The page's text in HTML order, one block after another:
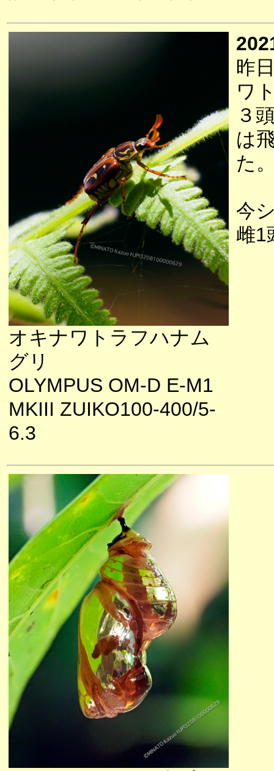
オキナワトラフハナム
グリ
OLYMPUS OM-D E-M1
MKIII ZUIKO100-400/5-
6.3
昨
ワ
３
は
た
今
雌1